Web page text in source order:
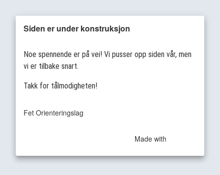
Siden er under konstruksjon
Noe spennende er på vei! Vi pusser opp siden vår, men
vi er tilbake snart.
Takk for tålmodigheten!
Fet Orienteringslag
Made with